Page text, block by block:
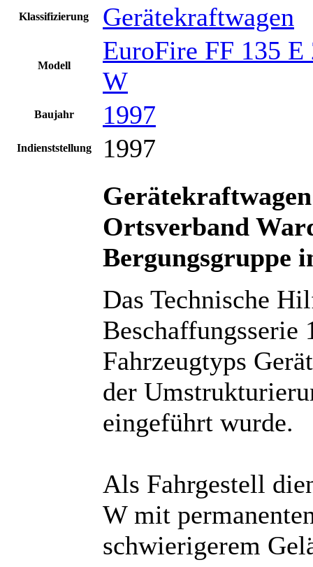
Klassifizierung Gerätekraftwagen
Modell
EuroFire FF 135 E
W
Baujahr 1997
Indienststellung
1997
Ortsverband
Bergungsgruppe
Das Technische
Beschaffungsserie
Fahrzeugtyps
der
eingeführt wurde.
Als Fahrgestell
W mit
schwierigerem